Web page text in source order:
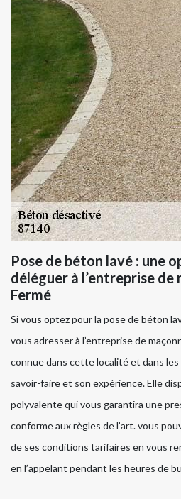
Pose de béton lavé : une
déléguer à l’entreprise de
Fermé
Si vous optez pour la pose de béton
vous adresser à l’entreprise de
connue dans cette localité et dans
savoir-faire et son expérience. Elle
polyvalente qui vous garantira une
conforme aux règles de l’art. vous
de ses conditions tarifaires en vous
en l’appelant pendant les heures de